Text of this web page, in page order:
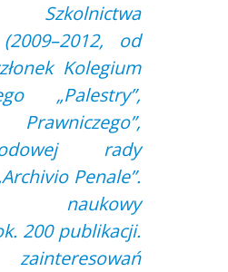
Szkolnictwa
od
Kolegium
„Palestry”,
rady
Penale”.
naukowy
200 publikacji.